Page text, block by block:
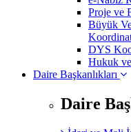
Proje ve
Büyük
DYS
Hukuk
Daire Başkanlıkları
Daire